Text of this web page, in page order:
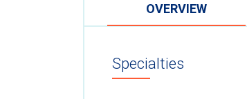
OVERVIEW
Specialties